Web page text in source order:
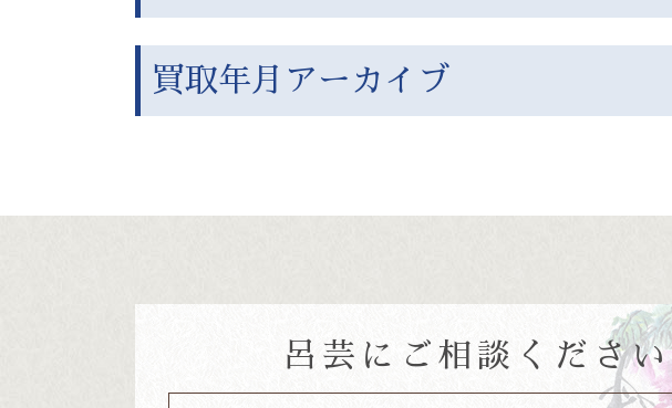
買取年月アーカイブ
呂芸にご相談ください